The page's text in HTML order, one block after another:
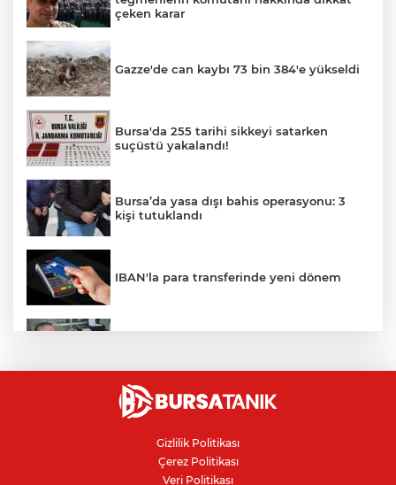
çeken karar
Gazze'de can kaybı 73 bin 384'e yükseldi
Bursa'da 255 tarihi sikkeyi satarken
suçüstü yakalandı!
Bursa’da yasa dışı bahis operasyonu: 3
kişi tutuklandı
IBAN'la para transferinde yeni dönem
"Çerçeve Yasa" teklifi Adalet
Komisyonu'nda: İYİ Partili Türkeş ile
Osmangazi Belediye Başkanı Erkan
Gizlilik Politikası
Çerez Politikası
Veri Politikası